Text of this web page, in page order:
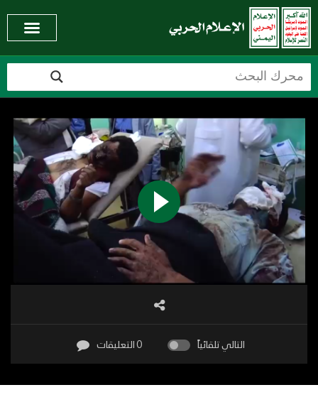
التالي تلقائياً 0 التعليقات